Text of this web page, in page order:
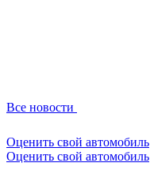
Все новости
Оценить свой автомобиль
Оценить свой автомобиль